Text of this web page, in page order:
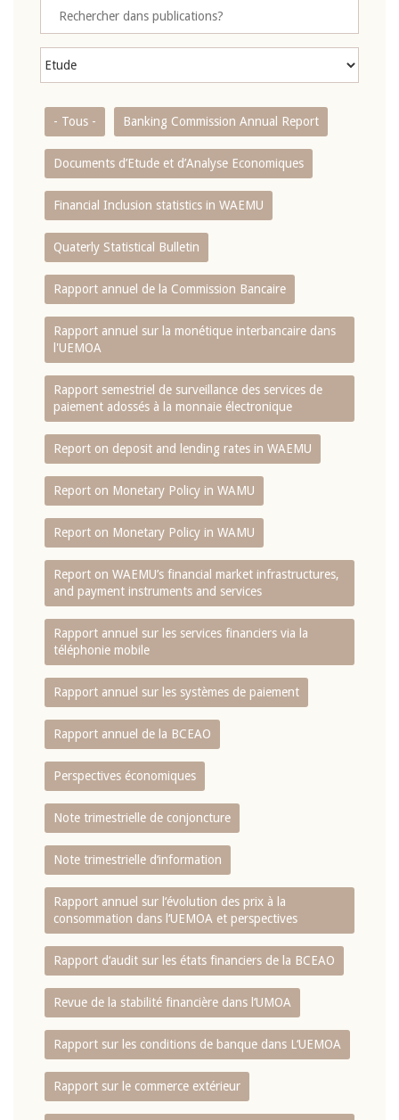
- Tous - Banking Commission Annual Report
Documents d’Etude et d’Analyse Economiques
Financial Inclusion statistics in WAEMU
Quaterly Statistical Bulletin
Rapport annuel de la Commission Bancaire
Rapport annuel sur la monétique interbancaire dans
l'UEMOA
Rapport semestriel de surveillance des services de
paiement adossés à la monnaie électronique
Report on deposit and lending rates in WAEMU
Report on Monetary Policy in WAMU
Report on Monetary Policy in WAMU
Report on WAEMU’s financial market infrastructures,
and payment instruments and services
Rapport annuel sur les services financiers via la
téléphonie mobile
Rapport annuel sur les systèmes de paiement
Rapport annuel de la BCEAO
Perspectives économiques
Note trimestrielle de conjoncture
Note trimestrielle d‘information
Rapport annuel sur l‘évolution des prix à la
consommation dans l‘UEMOA et perspectives
Rapport d‘audit sur les états financiers de la BCEAO
Revue de la stabilité financière dans l‘UMOA
Rapport sur les conditions de banque dans L‘UEMOA
Rapport sur le commerce extérieur